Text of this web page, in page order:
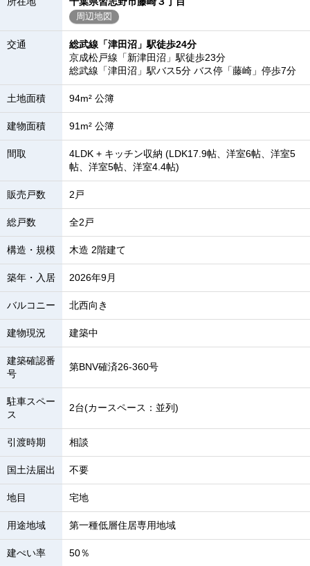
周辺地図
交通
総武線「津田沼」駅徒歩24分
京成松戸線「新津田沼」駅徒歩23分
総武線「津田沼」駅バス5分 バス停「藤崎」停歩7分
土地面積 94m² 公簿
建物面積 91m² 公簿
間取
4LDK + キッチン収納 (LDK17.9帖、洋室6帖、洋室5
帖、洋室5帖、洋室4.4帖)
販売戸数 2戸
総戸数 全2戸
構造・規模 木造 2階建て
築年・入居 2026年9月
バルコニー 北西向き
建物現況 建築中
建築確認番
号
第BNV確済26-360号
駐車スペー
ス
2台(カースペース：並列)
引渡時期 相談
国土法届出 不要
地目 宅地
用途地域 第一種低層住居専用地域
建ぺい率 50％